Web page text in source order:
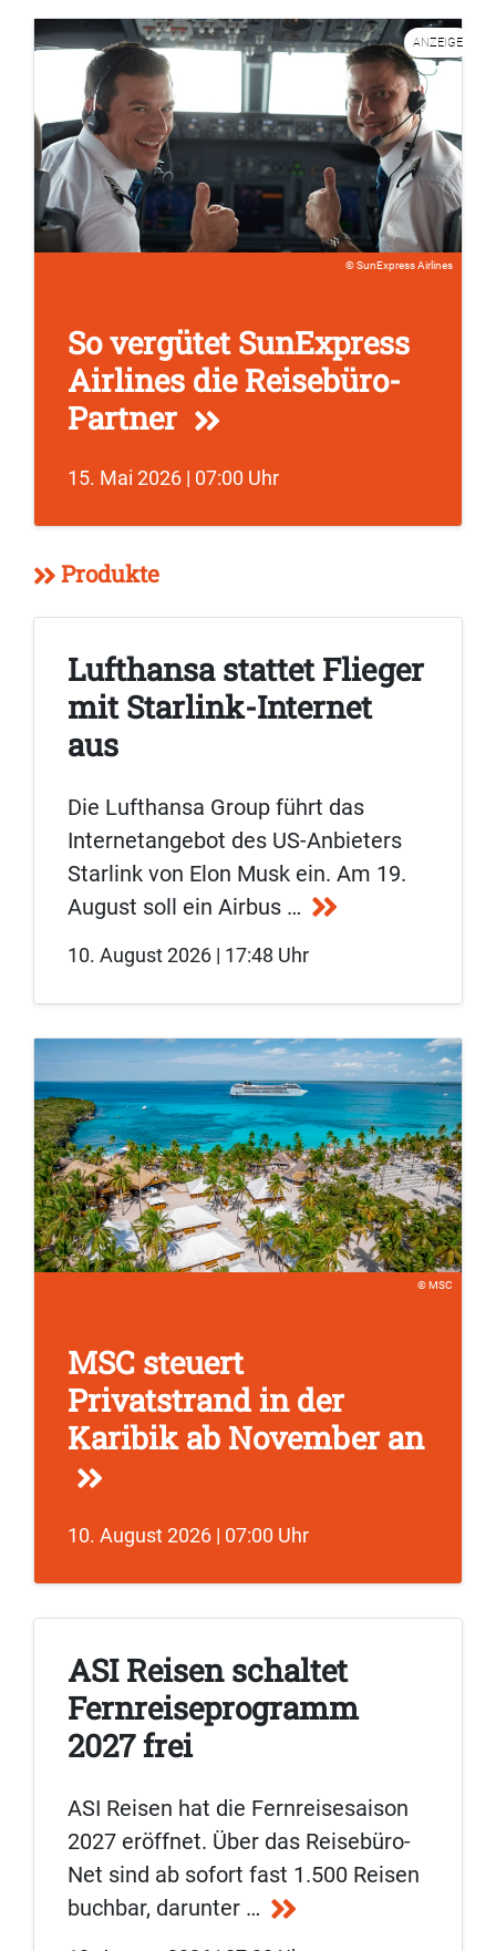
ANZEIGE
SunExpress Airlines
So vergütet SunExpress
Airlines die Reisebüro-
Partner
15. Mai 2026 | 07:00 Uhr
Produkte
Lufthansa stattet Flieger
mit Starlink-Internet
aus
Die Lufthansa Group führt das
Internetangebot des US-Anbieters
Starlink von Elon Musk ein. Am 19.
August soll ein Airbus …
10. August 2026 | 17:48 Uhr
MSC
MSC steuert
Privatstrand in der
Karibik ab November an
10. August 2026 | 07:00 Uhr
ASI Reisen schaltet
Fernreiseprogramm
2027 frei
ASI Reisen hat die Fernreisesaison
2027 eröffnet. Über das Reisebüro-
Net sind ab sofort fast 1.500 Reisen
buchbar, darunter …